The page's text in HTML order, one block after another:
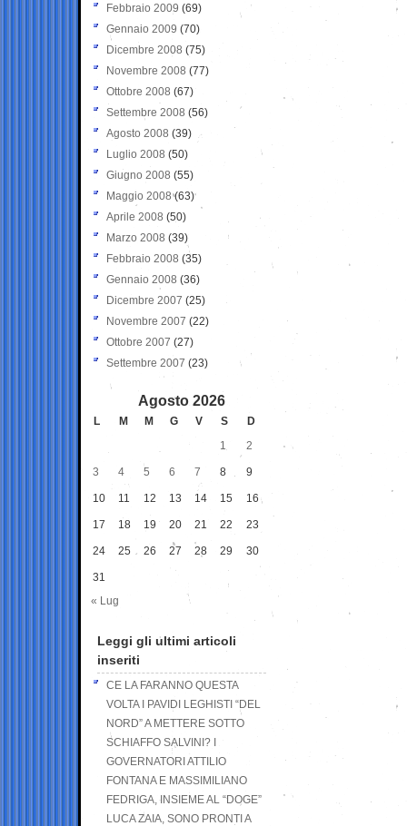
Febbraio 2009 (69)
Gennaio 2009 (70)
Dicembre 2008 (75)
Novembre 2008 (77)
Ottobre 2008 (67)
Settembre 2008 (56)
Agosto 2008 (39)
Luglio 2008 (50)
Giugno 2008 (55)
Maggio 2008(63)
Aprile 2008 (50)
Marzo 2008 (39)
Febbraio 2008 (35)
Gennaio 2008 (36)
Dicembre 2007 (25)
Novembre 2007 (22)
Ottobre 2007 (27)
Settembre 2007 (23)
Agosto 2026
L M M G V S
D
1
2
3 4 5 6 7 8 9
10 11 12 13 14 15 16
17 18 19 20 21 22 23
24 25 26 27 28 29 30
31
« Lug
Leggi gli ultimi articoli
inseriti
CE LA FARANNO QUESTA
VOLTA I PAVIDI LEGHISTI “DEL
NORD” A METTERE SOTTO
SCHIAFFO SALVINI? I
GOVERNATORI ATTILIO
FONTANA E MASSIMILIANO
FEDRIGA, INSIEME AL “DOGE”
LUCA ZAIA, SONO PRONTI A